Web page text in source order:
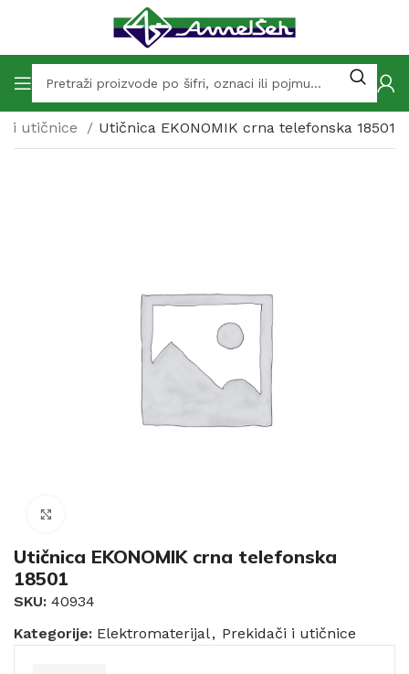
i utičnice Utičnica EKONOMIK crna telefonska 18501
Utičnica EKONOMIK crna telefonska
18501
SKU: 40934
Kategorije: Elektromaterijal, Prekidači i utičnice